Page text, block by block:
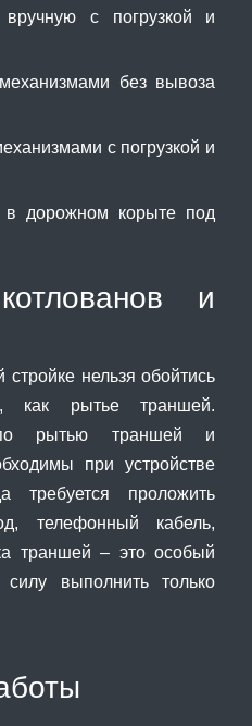
вручную с погрузкой и
без вывоза
с погрузкой и
в дорожном корыте под
и
нельзя обойтись
как рытье траншей.
рытью траншей и
при устройстве
требуется проложить
телефонный кабель,
траншей – это особый
выполнить только